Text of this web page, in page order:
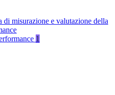
di misurazione e valutazione della
1